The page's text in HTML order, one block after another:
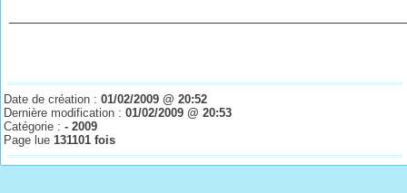
Date de création :01/02/2009 @ 20:52
Dernière modification :01/02/2009 @ 20:53
Catégorie :- 2009
Page lue131101 fois